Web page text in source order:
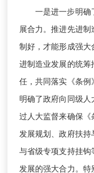
一是进一步明确
展合力。推进先进
制好，才能形成强
进制造业发展的统
任，共同落实《条例
明确了政府向同级
过人大监督来确保
发展规划、政府扶
与省级专项支持挂
发展的强大合力。特